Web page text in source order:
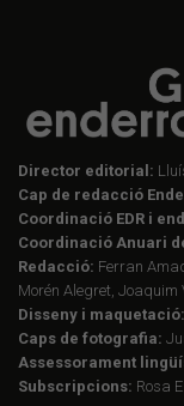
Director editorial:
Cap de redacció
Coordinació EDR i
Coordinació Anuari
Redacció: Ferran
Morén Alegret,
Disseny i maquetació:
Caps de fotografia:
Assessorament
Subscripcions: Rosa